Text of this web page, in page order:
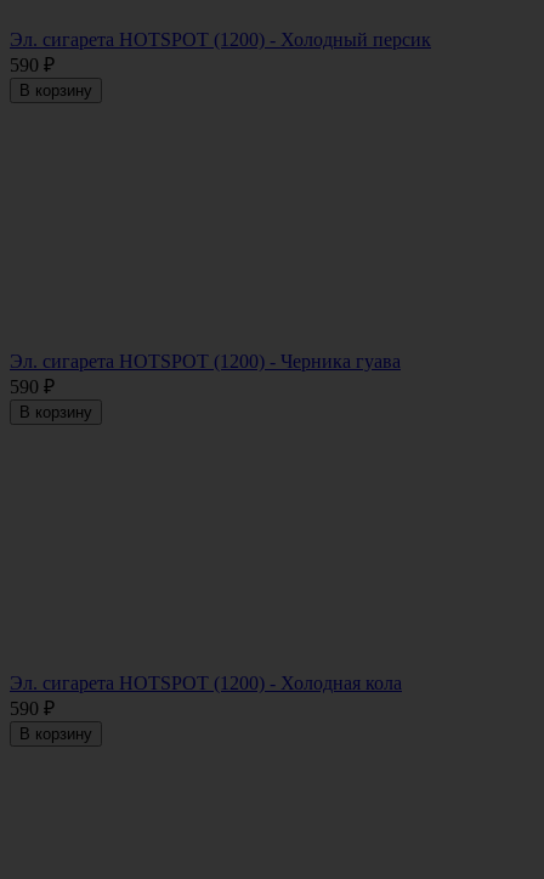
Эл. сигарета HOTSPOT (1200) - Холодный персик
590 ₽
В корзину
Эл. сигарета HOTSPOT (1200) - Черника гуава
590 ₽
В корзину
Эл. сигарета HOTSPOT (1200) - Холодная кола
590 ₽
В корзину